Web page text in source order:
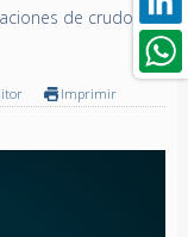
de crudo
Imprimir